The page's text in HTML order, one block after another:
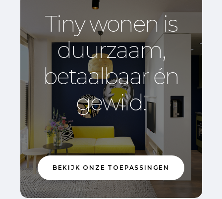
Tinywonen is
duurzaam,
betaalbaar én
gewild.
BEKIJK ONZE TOEPASSINGEN